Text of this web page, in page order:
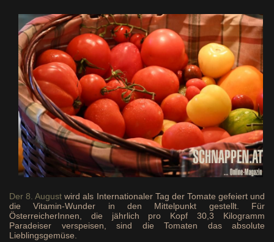
Der 8. Augustwird als Internationaler Tag der Tomate gefeiert und
die Vitamin-Wunder in den Mittelpunkt gestellt. Für
ÖsterreicherInnen, die jährlich pro Kopf 30,3 Kilogramm
Paradeiser verspeisen, sind die Tomaten das absolute
Lieblingsgemüse.